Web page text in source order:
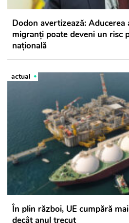
Dodon avertizează: Aducerea
migranți poate deveni un risc
națională
actual
În plin război, UE cumpără
decât anul trecut